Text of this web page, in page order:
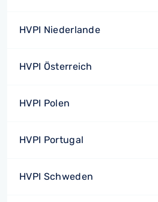
HVPI Niederlande
HVPI Österreich
HVPI Polen
HVPI Portugal
HVPI Schweden